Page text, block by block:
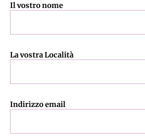
Il vostro nome
La vostra Località
Indirizzo email